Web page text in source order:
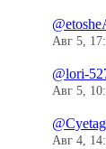
Авг 5,
@lori-
Авг 5,
Авг 4,